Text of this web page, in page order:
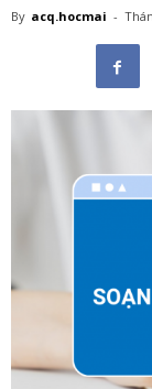
By acq.hocmai -